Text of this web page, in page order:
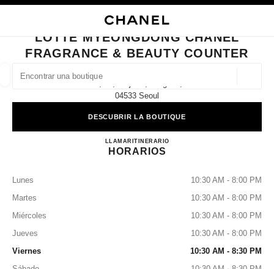
BUSCAR UNA BOUTIQUE
las sugerencias se muestran debajo de esta barra de búsqueda
0 Sugerencias disponibles
CERRAR TARJETA DE BOUTIQUE LOTTE MYEONGDONG CHANEL
LOTTE MYEONGDONG CHANEL
FRAGRANCE & BEAUTY COUNTER
1f, 30, Eulji-Ro, Jung-Gu,
04533 Seoul
DESCUBRIR LA BOUTIQUE
LLAMAR+82 2 772 3626
ITINERARIOLotte Myeongdong CHANEL
HORARIOS
Lunes
10:30 AM - 8:00 PM
Martes
10:30 AM - 8:00 PM
Miércoles
10:30 AM - 8:00 PM
Jueves
10:30 AM - 8:00 PM
Viernes
10:30 AM - 8:30 PM
filtros
resultado de los filtros por: